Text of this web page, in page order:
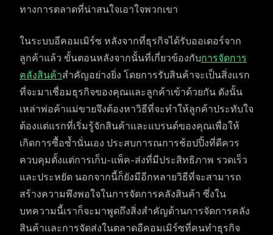
ทางการตลาดที่น่าสนใจเอาใจพวกเขา
ในระบบอีคอมเมิร์ซ หลังจากที่ธุรกิจได้รับออเดอร์จาก
ลูกค้าแล้ว ขั้นตอนหลังจากนั้นที่เกี่ยวข้องกับการจัดการ
คลังสินค้าสำคัญอย่างยิ่ง โดยการรับสินค้าจะเป็นสิ่งแรก
ที่จะมาเชื่อมธุรกิจของคุณและลูกค้าเข้าด้วยกัน ดังนั้น
เหล่าพ่อค้าแม่ขายจึงต้องหาวิธีที่จะทำให้ลูกค้าประทับใจ
ต้องแต่แรกที่เริ่มรู้จักสินค้าและแบรนด์ของคุณเพื่อให้
เกิดการซื้อซ้ำนั่นเอง ประสบการณการช้อปปิ้งที่ดีควร
ควบคุมตั้งแต่การเก็บ-แพ็ค-ส่งที่มีประสิทธิภาพ รวดเร็ว
และประหยัด นอกจากนี้ก็ยังมีอีกหลายวิธีที่จะสามารถ
สร้างความพึงพอใจในการจัดการคลังสินค้า ซึ่งใน
บทความนี้เราก็จะมาพูดถึงสิ่งสำคัญด้านการจัดการคลัง
สินค้าและการจัดส่งในตลาดอีคอมเมิร์ซที่คนทำธุรกิจ